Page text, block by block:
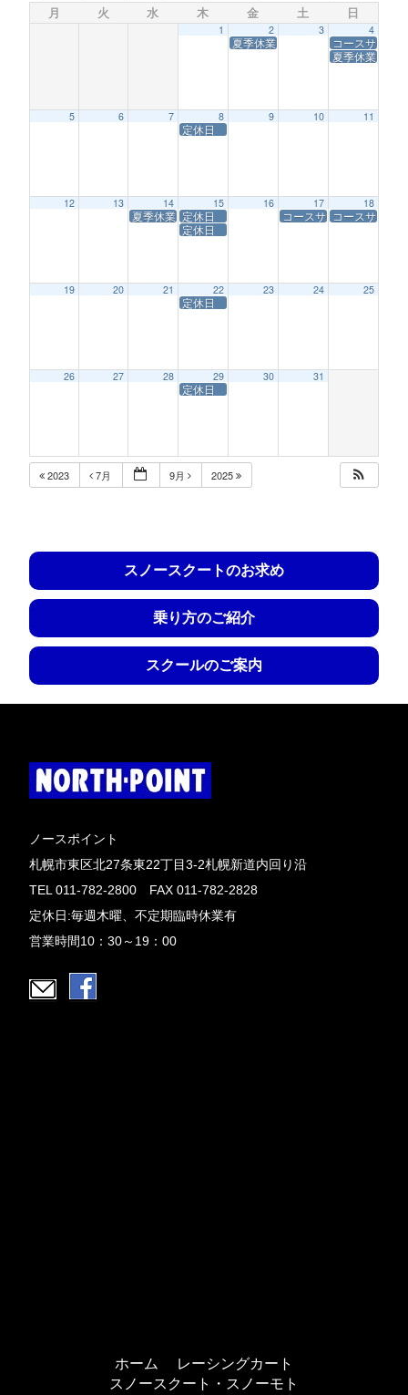
月 火 水 木 金 土 日
1 2
夏季休業
3 4
コースサービス
夏季休業
5 6 7 8
定休日
9 10 11
12 13 14
夏季休業
15
定休日
定休日
16 17
コースサービス
18
コースサービス
19 20 21 22
定休日
23 24 25
26 27 28 29
定休日
30 31
2023 7月 9月 2025
スノースクートのお求め
乗り方のご紹介
スクールのご案内
ノースポイント
札幌市東区北27条東22丁目3-2札幌新道内回り沿
TEL 011-782-2800 FAX 011-782-2828
定休日:毎週木曜、不定期臨時休業有
営業時間10：30～19：00
ホーム
レーシングカート
スノースクート・スノーモト